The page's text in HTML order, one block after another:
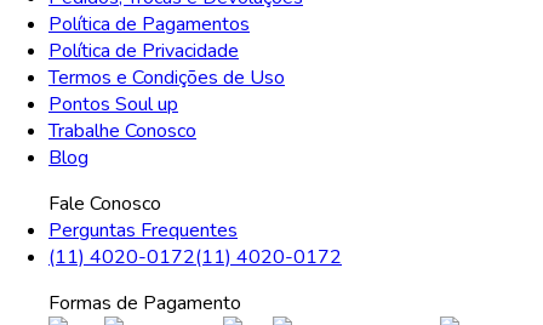
Política de Pagamentos
Política de Privacidade
Termos e Condições de Uso
Pontos Soul up
Trabalhe Conosco
Blog
Fale Conosco
Perguntas Frequentes
(11) 4020-0172(11) 4020-0172
Formas de Pagamento